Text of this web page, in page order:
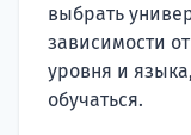
выбрать
зависимости
уровня и
обучаться.